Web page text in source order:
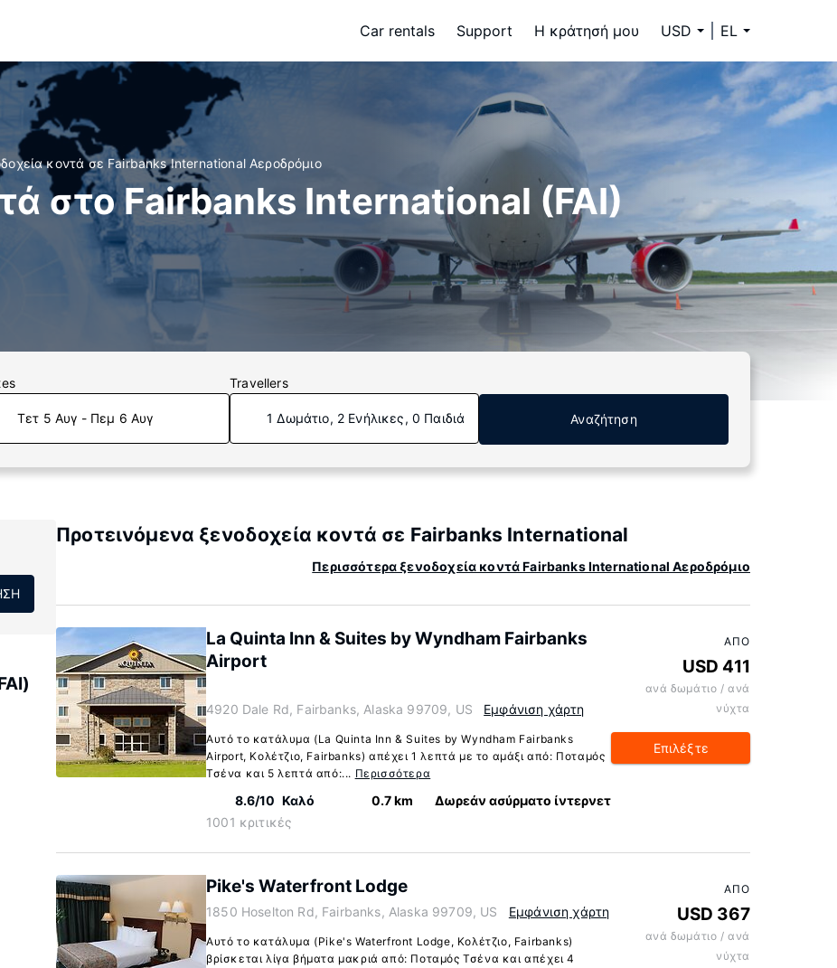
Car rentals Support Η κράτησή μου USD EL
κοντά σε Fairbanks International Αεροδρόμιο
στο Fairbanks International (FAI)
Τετ 5 Αυγ - Πεμ 6 Αυγ
Travellers
1 Δωμάτιο, 2 Ενήλικες, 0 Παιδιά Αναζήτηση
Προτεινόμενα ξενοδοχεία κοντά σε Fairbanks International
Περισσότερα ξενοδοχεία κοντά Fairbanks International Αεροδρόμιο
La Quinta Inn & Suites by Wyndham Fairbanks
Airport
4920 Dale Rd, Fairbanks, Alaska 99709, US Εμφάνιση χάρτη
Αυτό το κατάλυμα (La Quinta Inn & Suites by Wyndham Fairbanks
Airport, Κολέτζιο, Fairbanks) απέχει 1 λεπτά με το αμάξι από: Ποταμός
Τσένα και 5 λεπτά από:... Περισσότερα
8.6/10 Καλό
1001 κριτικές
0.7 km Δωρεάν ασύρματο ίντερνετ
ΑΠΌ
USD 411
ανά δωμάτιο / ανά
νύχτα
Επιλέξτε
Pike's Waterfront Lodge
1850 Hoselton Rd, Fairbanks, Alaska 99709, US Εμφάνιση χάρτη
Αυτό το κατάλυμα (Pike's Waterfront Lodge, Κολέτζιο, Fairbanks)
βρίσκεται λίγα βήματα μακριά από: Ποταμός Τσένα και απέχει 4
ΑΠΌ
USD 367
ανά δωμάτιο / ανά
νύχτα